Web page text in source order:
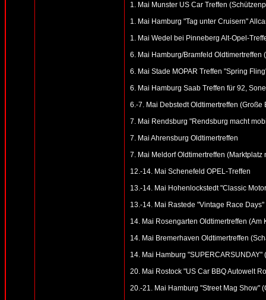
1. Mai Munster US Car Treffen
1. Mai Hamburg "Tag unter Cruisern"
1. Mai Wedel bei Pinneberg Alt-Opel-
6. Mai Hamburg/Bramfeld Oldtimertreffen
6. Mai Stade MOPAR Treffen "Spring
6. Mai Hamburg Saab Treffen für 92,
6.-7. Mai Debstedt Oldtimertreffen (Große
7. Mai Rendsburg "Rendsburg macht
7. Mai Ahrensburg Oldtimertreffen
7. Mai Meldorf Oldtimertreffen (Marktplatz
12.-14. Mai Schenefeld OPEL-Treffen
13.-14. Mai Hohenlockstedt "Classic
13.-14. Mai Rastede "Vintage Race
14. Mai Rosengarten Oldtimertreffen (Am
14. Mai Bremerhaven Oldtimertreffen
14. Mai Hamburg
20. Mai Rostock "US Car BBQ Autowelt
20.-21. Mai Hamburg "Street Mag Show"